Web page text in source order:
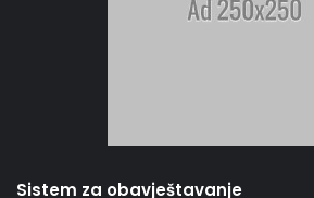
Sistem za obavještavanje